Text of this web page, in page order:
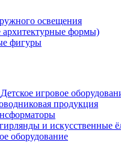
освещения
формы)
фигуры
Детское игровое
продукция
и искусственные
оборудование